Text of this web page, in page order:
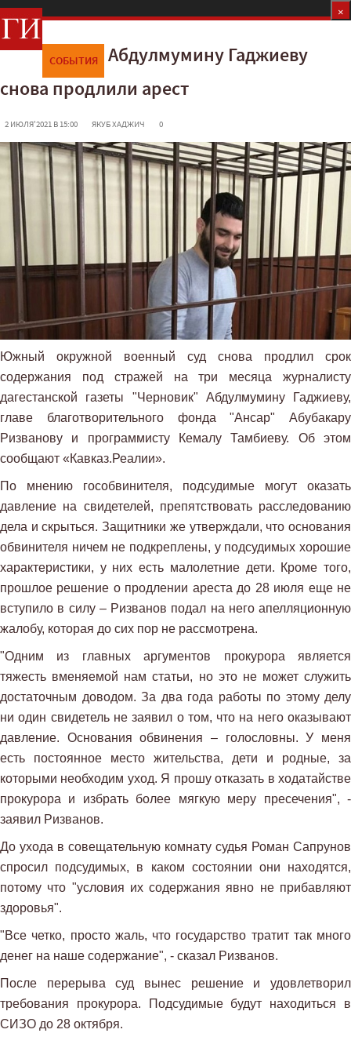
СОБЫТИЯ
Абдулмумину Гаджиеву
снова продлили арест
2 ИЮЛЯ'2021 В 15:00 ЯКУБ ХАДЖИЧ 0
Южный окружной военный суд снова продлил срок
содержания под стражей на три месяца журналисту
дагестанской газеты "Черновик" Абдулмумину Гаджиеву,
главе благотворительного фонда "Ансар" Абубакару
Ризванову и программисту Кемалу Тамбиеву. Об этом
сообщают «Кавказ.Реалии».
По мнению гособвинителя, подсудимые могут оказать
давление на свидетелей, препятствовать расследованию
дела и скрыться. Защитники же утверждали, что основания
обвинителя ничем не подкреплены, у подсудимых хорошие
характеристики, у них есть малолетние дети. Кроме того,
прошлое решение о продлении ареста до 28 июля еще не
вступило в силу – Ризванов подал на него апелляционную
жалобу, которая до сих пор не рассмотрена.
"Одним из главных аргументов прокурора является
тяжесть вменяемой нам статьи, но это не может служить
достаточным доводом. За два года работы по этому делу
ни один свидетель не заявил о том, что на него оказывают
давление. Основания обвинения – голословны. У меня
есть постоянное место жительства, дети и родные, за
которыми необходим уход. Я прошу отказать в ходатайстве
прокурора и избрать более мягкую меру пресечения", -
заявил Ризванов.
До ухода в совещательную комнату судья Роман Сапрунов
спросил подсудимых, в каком состоянии они находятся,
потому что "условия их содержания явно не прибавляют
здоровья".
"Все четко, просто жаль, что государство тратит так много
денег на наше содержание", - сказал Ризванов.
После перерыва суд вынес решение и удовлетворил
требования прокурора. Подсудимые будут находиться в
СИЗО до 28 октября.
×
×
×